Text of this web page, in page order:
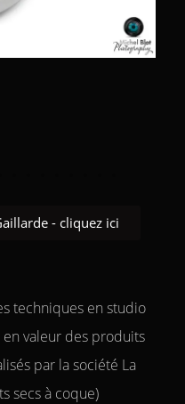
- cliquez ici
techniques en studio
valeur des produits
par la société La
secs à coque)